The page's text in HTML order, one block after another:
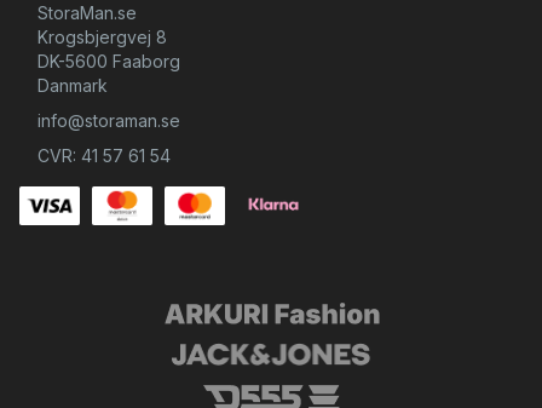
StoraMan.se
Krogsbjergvej 8
DK-5600 Faaborg
Danmark
info@storaman.se
CVR: 41 57 61 54